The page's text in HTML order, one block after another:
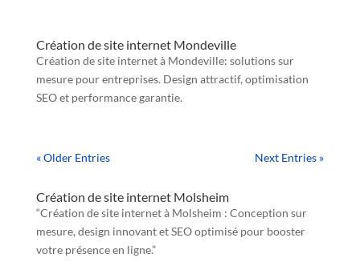
Création de site internet Mondeville
Création de site internet à Mondeville: solutions sur
mesure pour entreprises. Design attractif, optimisation
SEO et performance garantie.
« Older Entries Next Entries »
Création de site internet Molsheim
“Création de site internet à Molsheim : Conception sur
mesure, design innovant et SEO optimisé pour booster
votre présence en ligne.”